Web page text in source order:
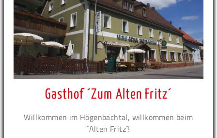
Gasthof ´Zum Alten Fritz´
Willkommen im Högenbachtal, willkommen beim
´Alten Fritz´!